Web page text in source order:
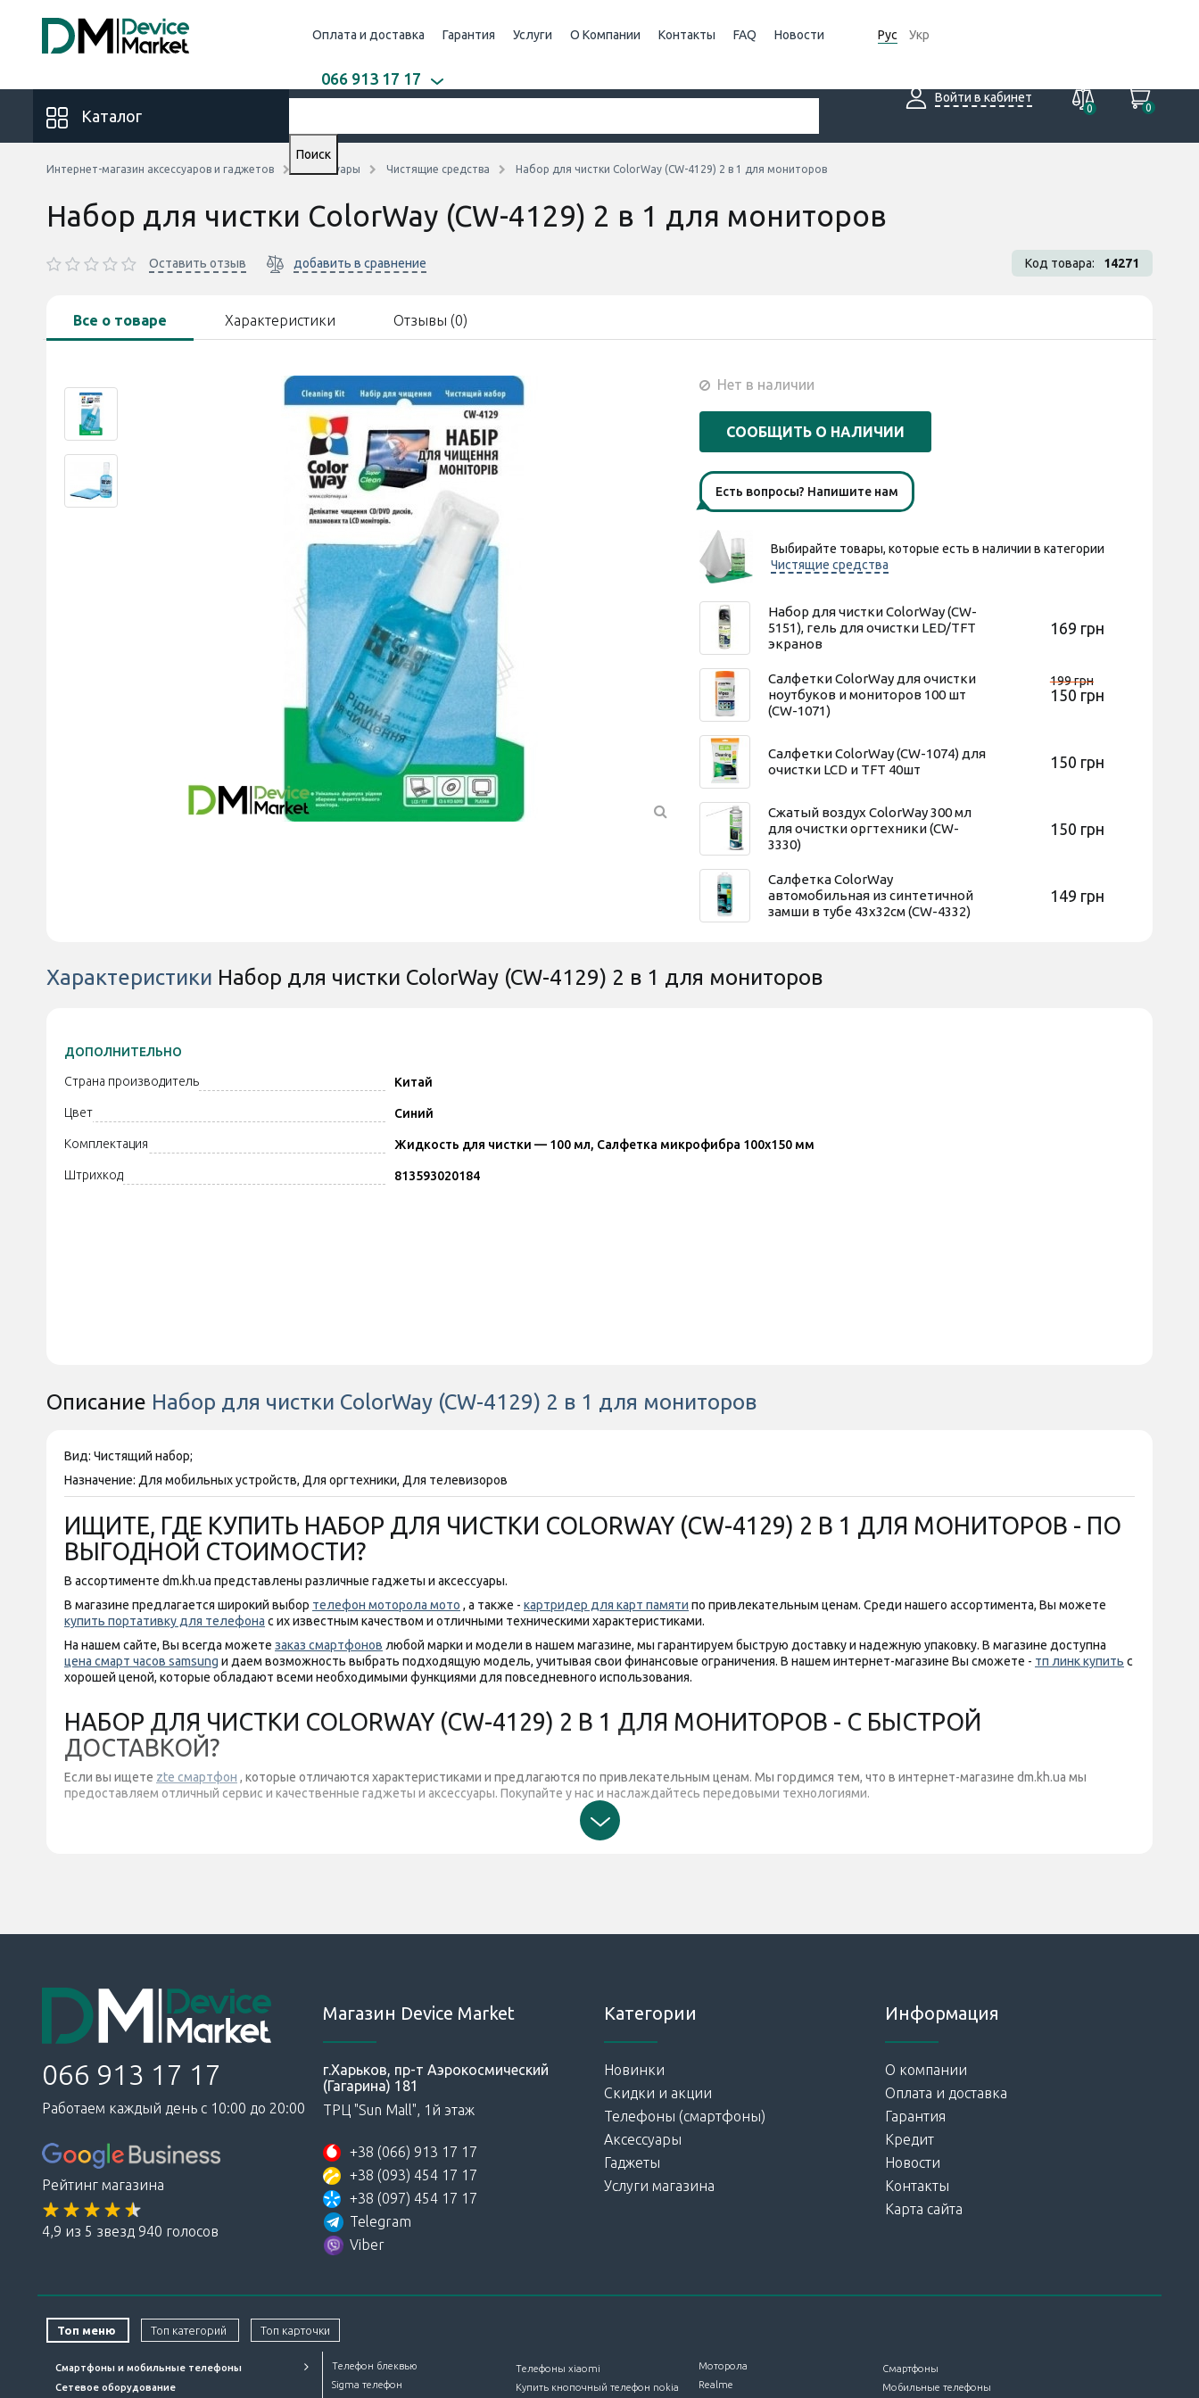
Рус Укр
Оплата и доставка Гарантия Услуги О Компании Контакты FAQ Новости
066 913 17 17
Войти в кабинет
0
0
Каталог
Поиск
Интернет-магазин аксессуаров и гаджетов Аксессуары Чистящие средства Набор для чистки ColorWay (CW-4129) 2 в 1 для мониторов
Набор для чистки ColorWay (CW-4129) 2 в 1 для мониторов
Оставить отзыв добавить в сравнение Код товара: 14271
Все о товаре Характеристики Отзывы (0)
Нет в наличии
СООБЩИТЬ О НАЛИЧИИ
Есть вопросы? Напишите нам
Выбирайте товары, которые есть в наличии в категории
Чистящие средства
Набор для чистки ColorWay (CW-
5151), гель для очистки LED/TFT
экранов
169 грн
Салфетки ColorWay для очистки
ноутбуков и мониторов 100 шт
(CW-1071)
150 грн
199 грн
Салфетки ColorWay (CW-1074) для
очистки LCD и TFT 40шт
150 грн
Сжатый воздух ColorWay 300 мл
для очистки оргтехники (CW-
3330)
150 грн
Салфетка ColorWay
автомобильная из синтетичной
замши в тубе 43х32см (CW-4332)
149 грн
Характеристики Набор для чистки ColorWay (CW-4129) 2 в 1 для мониторов
ДОПОЛНИТЕЛЬНО
Страна производитель Китай
Цвет Синий
Комплектация Жидкость для чистки — 100 мл, Салфетка микрофибра 100x150 мм
Штрихкод 813593020184
Описание Набор для чистки ColorWay (CW-4129) 2 в 1 для мониторов
Вид: Чистящий набор;
Назначение: Для мобильных устройств, Для оргтехники, Для телевизоров
ИЩИТЕ, ГДЕ КУПИТЬ НАБОР ДЛЯ ЧИСТКИ COLORWAY (CW-4129) 2 В 1 ДЛЯ МОНИТОРОВ - ПО
ВЫГОДНОЙ СТОИМОСТИ?
В ассортименте dm.kh.ua представлены различные гаджеты и аксессуары.
В магазине предлагается широкий выбор телефон моторола мото , а также - картридер для карт памяти по привлекательным ценам. Среди нашего ассортимента, Вы можете
купить портативку для телефона с их известным качеством и отличными техническими характеристиками.
На нашем сайте, Вы всегда можете заказ смартфонов любой марки и модели в нашем магазине, мы гарантируем быструю доставку и надежную упаковку. В магазине доступна
цена смарт часов samsung и даем возможность выбрать подходящую модель, учитывая свои финансовые ограничения. В нашем интернет-магазине Вы сможете - тп линк купить с
хорошей ценой, которые обладают всеми необходимыми функциями для повседневного использования.
НАБОР ДЛЯ ЧИСТКИ COLORWAY (CW-4129) 2 В 1 ДЛЯ МОНИТОРОВ - С БЫСТРОЙ
ДОСТАВКОЙ?
Если вы ищете zte смартфон , которые отличаются характеристиками и предлагаются по привлекательным ценам. Мы гордимся тем, что в интернет-магазине dm.kh.ua мы
предоставляем отличный сервис и качественные гаджеты и аксессуары. Покупайте у нас и наслаждайтесь передовыми технологиями.
066 913 17 17
Работаем каждый день с 10:00 до 20:00
Рейтинг магазина
4,9 из 5 звезд 940 голосов
Магазин Device Market
г.Харьков, пр-т Аэрокосмический
(Гагарина) 181
ТРЦ "Sun Mall", 1й этаж
+38 (066) 913 17 17
+38 (093) 454 17 17
+38 (097) 454 17 17
Telegram
Viber
Категории
Новинки
Скидки и акции
Телефоны (смартфоны)
Аксессуары
Гаджеты
Услуги магазина
Информация
О компании
Оплата и доставка
Гарантия
Кредит
Новости
Контакты
Карта сайта
Топ меню Топ категорий Топ карточки
Смартфоны и мобильные телефоны
Сетевое оборудование
Телефон блеквью
Sigma телефон
Телефоны xiaomi
Купить кнопочный телефон nokia
Моторола
Realme
Смартфоны
Мобильные телефоны